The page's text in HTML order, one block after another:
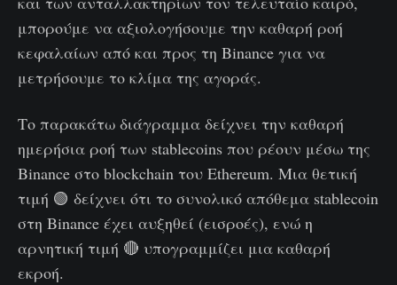
μπορούμε να αξιολογήσουμε την καθαρή ροή
κεφαλαίων από και προς τη Binance για να
μετρήσουμε το κλίμα της αγοράς.
Το παρακάτω διάγραμμα δείχνει την καθαρή
ημερήσια ροή των stablecoins που ρέουν μέσω της
Binance στο blockchain του Ethereum. Μια θετική
τιμή 🟢 δείχνει ότι το συνολικό απόθεμα stablecoin
στη Binance έχει αυξηθεί (εισροές), ενώ η
αρνητική τιμή 🔴 υπογραμμίζει μια καθαρή
εκροή.